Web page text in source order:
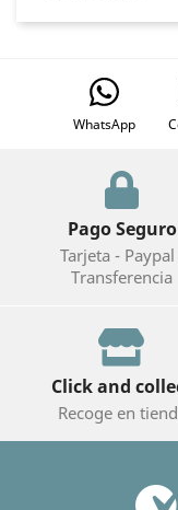
WhatsApp
Pago Seguro
Tarjeta - Paypal
Transferencia
Click and
Recoge en